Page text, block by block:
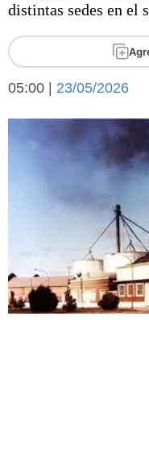
Arte y cultura
El tiempo
distintas sedes en el
05:00 | 23/05/2026